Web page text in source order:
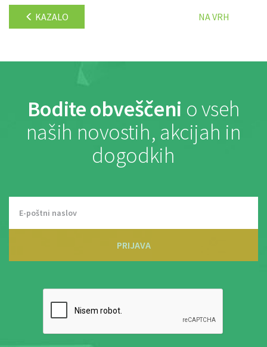
KAZALO NA VRH
Bodite obveščeni o vseh
naših novostih, akcijah in
dogodkih
PRIJAVA